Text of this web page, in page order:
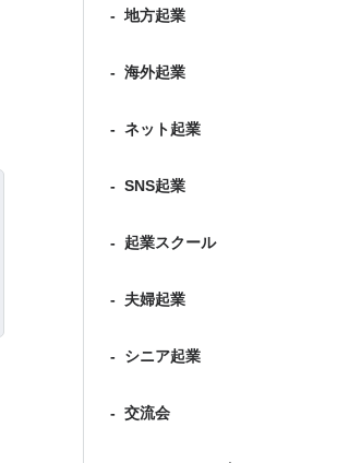
- 地方起業
- 海外起業
- ネット起業
- SNS起業
- 起業スクール
- 夫婦起業
- シニア起業
- 交流会